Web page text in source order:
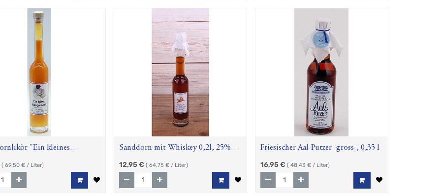
"Ein kleines
0,1 l, 17% Vol.
( 69,50€ / Liter)
Sanddorn mit Whiskey 0,2l, 25%
Vol.
12,95€ (64,75 € / Liter)
Friesischer Aal-Putzer -gross-, 0,35 l
16,95€ (48,43 € / Liter)